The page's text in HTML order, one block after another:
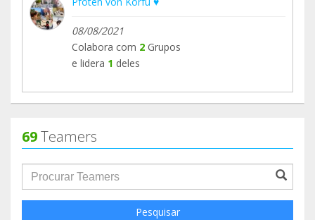
08/08/2021
Colabora com 2 Grupos
e lidera 1 deles
69Teamers
groupProfile.searchForm.search.text???
Pesquisar